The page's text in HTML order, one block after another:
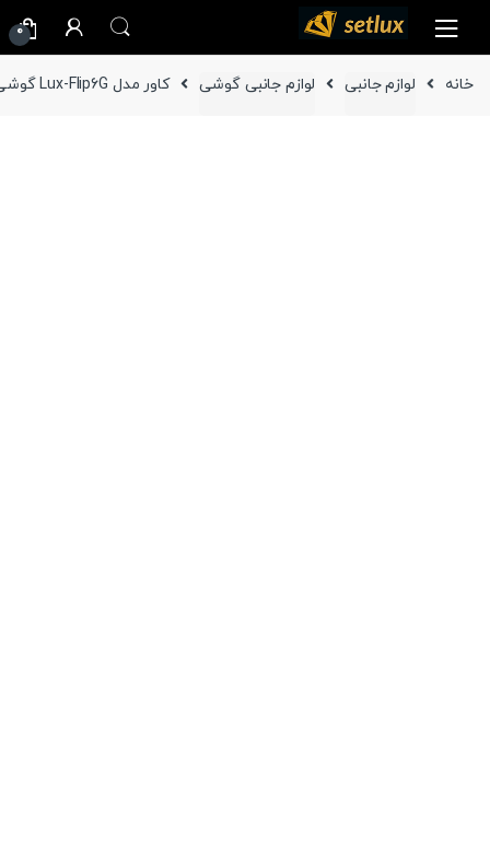
navigation
content
0
خانه لوازم جانبی لوازم جانبی گوشی کاور مدل Lux-Flip6G گوشی سامسونگ Galaxy Z Flip 6